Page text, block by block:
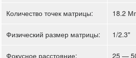
Количество точек матрицы: 18.2
Физический размер матрицы: 1/2.3"
Фокусное расстояние: 25 —